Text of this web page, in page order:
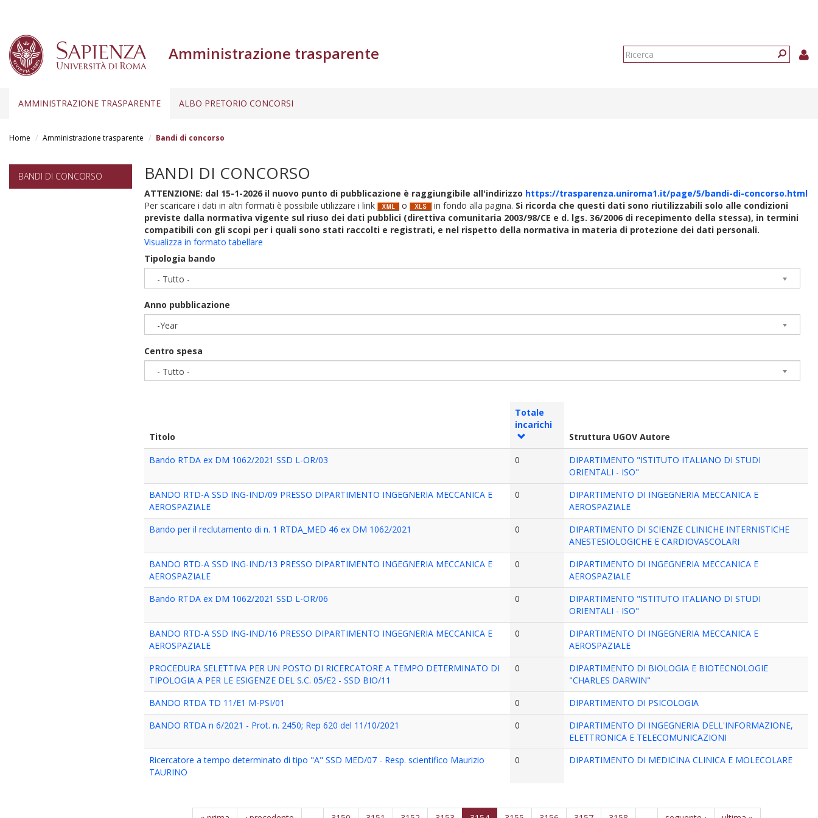
Amministrazione trasparente
Form
AMMINISTRAZIONE TRASPARENTE ALBO PRETORIO CONCORSI
Home Amministrazione trasparente Bandi di concorso
BANDI DI CONCORSO BANDI DI CONCORSO
ATTENZIONE: dal 15-1-2026 il nuovo punto di pubblicazione è raggiungibile all'indirizzo https://trasparenza.uniroma1.it/page/5/bandi-di-concorso.html
Per scaricare i dati in altri formati è possibile utilizzare i link
o in fondo alla pagina. Si ricorda che questi dati sono riutilizzabili solo alle condizioni
previste dalla normativa vigente sul riuso dei dati pubblici (direttiva comunitaria 2003/98/CE e d. lgs. 36/2006 di recepimento della stessa), in termini
compatibili con gli scopi per i quali sono stati raccolti e registrati, e nel rispetto della normativa in materia di protezione dei dati personali.
Visualizza in formato tabellare
Tipologia bando
- Tutto -
Anno pubblicazione
-Year
Centro spesa
- Tutto -
Titolo
Totale
incarichi
Struttura UGOV Autore
Bando RTDA ex DM 1062/2021 SSD L-OR/03
0
DIPARTIMENTO "ISTITUTO ITALIANO DI STUDI
ORIENTALI - ISO"
BANDO RTD-A SSD ING-IND/09 PRESSO DIPARTIMENTO INGEGNERIA MECCANICA E
AEROSPAZIALE
0
DIPARTIMENTO DI INGEGNERIA MECCANICA E
AEROSPAZIALE
Bando per il reclutamento di n. 1 RTDA_MED 46 ex DM 1062/2021
0
DIPARTIMENTO DI SCIENZE CLINICHE INTERNISTICHE
ANESTESIOLOGICHE E CARDIOVASCOLARI
BANDO RTD-A SSD ING-IND/13 PRESSO DIPARTIMENTO INGEGNERIA MECCANICA E
AEROSPAZIALE
0
DIPARTIMENTO DI INGEGNERIA MECCANICA E
AEROSPAZIALE
Bando RTDA ex DM 1062/2021 SSD L-OR/06
0
DIPARTIMENTO "ISTITUTO ITALIANO DI STUDI
ORIENTALI - ISO"
BANDO RTD-A SSD ING-IND/16 PRESSO DIPARTIMENTO INGEGNERIA MECCANICA E
AEROSPAZIALE
0
DIPARTIMENTO DI INGEGNERIA MECCANICA E
AEROSPAZIALE
PROCEDURA SELETTIVA PER UN POSTO DI RICERCATORE A TEMPO DETERMINATO DI
TIPOLOGIA A PER LE ESIGENZE DEL S.C. 05/E2 - SSD BIO/11
0
DIPARTIMENTO DI BIOLOGIA E BIOTECNOLOGIE
"CHARLES DARWIN"
BANDO RTDA TD 11/E1 M-PSI/01
0
DIPARTIMENTO DI PSICOLOGIA
BANDO RTDA n 6/2021 - Prot. n. 2450; Rep 620 del 11/10/2021
0
DIPARTIMENTO DI INGEGNERIA DELL'INFORMAZIONE,
ELETTRONICA E TELECOMUNICAZIONI
Ricercatore a tempo determinato di tipo "A" SSD MED/07 - Resp. scientifico Maurizio
TAURINO
0 DIPARTIMENTO DI MEDICINA CLINICA E MOLECOLARE